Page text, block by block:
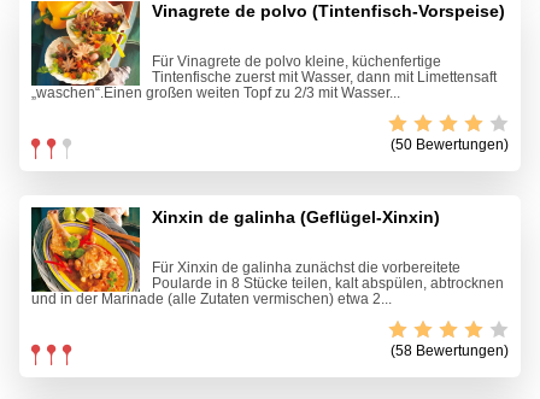
Vinagrete de polvo (Tintenfisch-Vorspeise)
Für Vinagrete de polvo kleine, küchenfertige
Tintenfische zuerst mit Wasser, dann mit Limettensaft
„waschen“.Einen großen weiten Topf zu 2/3 mit Wasser...
(50 Bewertungen)
Xinxin de galinha (Geflügel-Xinxin)
Für Xinxin de galinha zunächst die vorbereitete
Poularde in 8 Stücke teilen, kalt abspülen, abtrocknen
und in der Marinade (alle Zutaten vermischen) etwa 2...
(58 Bewertungen)